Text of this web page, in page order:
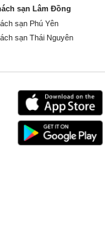
sạn Lâm Đồng
sạn Phú Yên
sạn Thái Nguyên